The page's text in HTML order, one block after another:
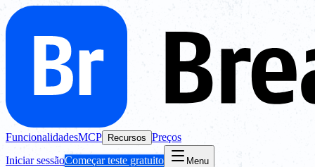
FuncionalidadesMCP Recursos Preços
Iniciar sessãoComeçar teste gratuito Menu